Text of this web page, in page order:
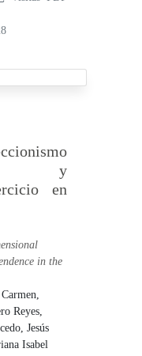
y
en
in the
Reyes,
Jesús
Isabel